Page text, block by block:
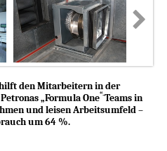
den Mitarbeitern in der
„Formula One“-Teams in
und leisen Arbeitsumfeld –
um 64 %.